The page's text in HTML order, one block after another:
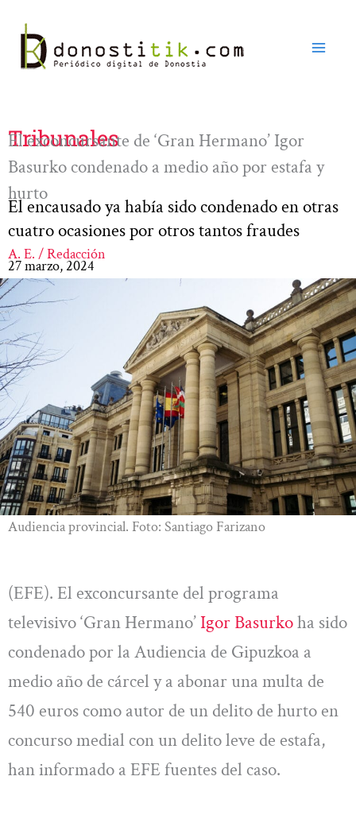
contenido
Tribunales
El exconcursante de ‘Gran Hermano’ Igor
Basurko condenado a medio año por estafa y
hurto
El encausado ya había sido condenado en otras
cuatro ocasiones por otros tantos fraudes
A. E. / Redacción
27 marzo, 2024
Audiencia provincial. Foto: Santiago Farizano
(EFE). El exconcursante del programa
televisivo ‘Gran Hermano’Igor Basurkoha sido
condenado por la Audiencia de Gipuzkoa a
medio año de cárcel y a abonar una multa de
540 euros como autor de un delito de hurto en
concurso medial con un delito leve de estafa,
han informado a EFE fuentes del caso.